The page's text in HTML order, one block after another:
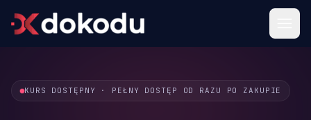
KURS DOSTĘPNY · PEŁNY DOSTĘP OD RAZU PO ZAKUPIE